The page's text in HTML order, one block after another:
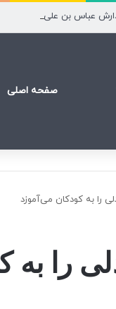
عباس بن علی(ع) است
صفحه اصلی
را به کودکان می‌آموزد
را به